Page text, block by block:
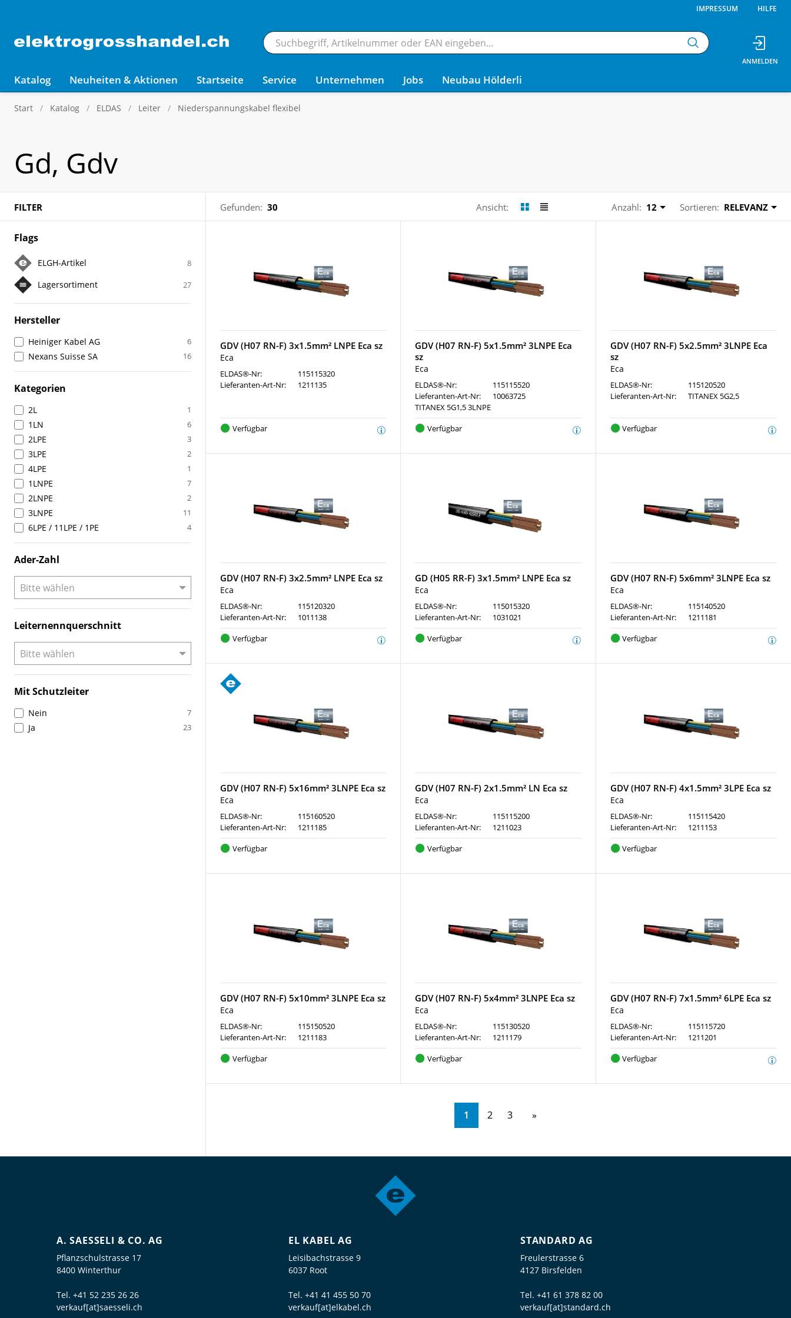
IMPRESSUM HILFE
Katalog Neuheiten & Aktionen Startseite Service Unternehmen Jobs Neubau Hölderli
Start Katalog ELDAS Leiter Niederspannungskabel flexibel
Gd, Gdv
FILTER Gefunden: 30 Ansicht: Anzahl: 12 Sortieren: RELEVANZ
Flags
ELGH-Artikel 8
Lagersortiment 27
Hersteller
Heiniger Kabel AG 6
Nexans Suisse SA 16
Kategorien
2L 1
1LN 6
2LPE 3
3LPE 2
4LPE 1
1LNPE 7
2LNPE 2
3LNPE 11
6LPE / 11LPE / 1PE 4
Ader-Zahl
Leiternennquerschnitt
Mit Schutzleiter
Nein 7
Ja 23
GDV (H07 RN-F) 3x1.5mm² LNPE Eca sz
Eca
ELDAS®-Nr:
115115320
Lieferanten-Art-Nr:
1211135
Verfügbar
GDV (H07 RN-F) 5x1.5mm² 3LNPE Eca
sz
Eca
ELDAS®-Nr:
115115520
Lieferanten-Art-Nr:
10063725
TITANEX 5G1,5 3LNPE
Verfügbar
GDV (H07 RN-F) 5x2.5mm² 3LNPE Eca
sz
Eca
ELDAS®-Nr:
115120520
Lieferanten-Art-Nr:
TITANEX 5G2,5
Verfügbar
GDV (H07 RN-F) 3x2.5mm² LNPE Eca sz
Eca
ELDAS®-Nr:
115120320
Lieferanten-Art-Nr:
1011138
Verfügbar
GD (H05 RR-F) 3x1.5mm² LNPE Eca sz
Eca
ELDAS®-Nr:
115015320
Lieferanten-Art-Nr:
1031021
Verfügbar
GDV (H07 RN-F) 5x6mm² 3LNPE Eca sz
Eca
ELDAS®-Nr:
115140520
Lieferanten-Art-Nr:
1211181
Verfügbar
GDV (H07 RN-F) 5x16mm² 3LNPE Eca sz
Eca
ELDAS®-Nr:
115160520
Lieferanten-Art-Nr:
1211185
Verfügbar
GDV (H07 RN-F) 2x1.5mm² LN Eca sz
Eca
ELDAS®-Nr:
115115200
Lieferanten-Art-Nr:
1211023
Verfügbar
GDV (H07 RN-F) 4x1.5mm² 3LPE Eca sz
Eca
ELDAS®-Nr:
115115420
Lieferanten-Art-Nr:
1211153
Verfügbar
GDV (H07 RN-F) 5x10mm² 3LNPE Eca sz
Eca
ELDAS®-Nr:
115150520
Lieferanten-Art-Nr:
1211183
Verfügbar
GDV (H07 RN-F) 5x4mm² 3LNPE Eca sz
Eca
ELDAS®-Nr:
115130520
Lieferanten-Art-Nr:
1211179
Verfügbar
GDV (H07 RN-F) 7x1.5mm² 6LPE Eca sz
Eca
ELDAS®-Nr:
115115720
Lieferanten-Art-Nr:
1211201
Verfügbar
1 2 3
A. SAESSELI & CO. AG
Pflanzschulstrasse 17
8400 Winterthur
Tel. +41 52 235 26 26
verkauf[at]saesseli.ch
EL KABEL AG
Leisibachstrasse 9
6037 Root
Tel. +41 41 455 50 70
verkauf[at]elkabel.ch
STANDARD AG
Freulerstrasse 6
4127 Birsfelden
Tel. +41 61 378 82 00
verkauf[at]standard.ch